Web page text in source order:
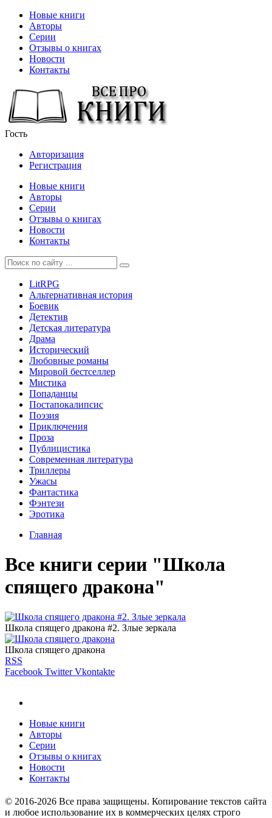
Новые книги
Авторы
Серии
Отзывы о книгах
Новости
Контакты
Гость
Авторизация
Регистрация
Новые книги
Авторы
Серии
Отзывы о книгах
Новости
Контакты
LitRPG
Альтернативная история
Боевик
Детектив
Детская литература
Драма
Исторический
Любовные романы
Мировой бестселлер
Мистика
Попаданцы
Постапокалипсис
Поэзия
Приключения
Проза
Публицистика
Современная литература
Триллеры
Ужасы
Фантастика
Фэнтези
Эротика
Главная
Все книги серии "Школа
спящего дракона"
Школа спящего дракона #2. Злые зеркала
Школа спящего дракона
RSS
Facebook Twitter Vkontakte
Новые книги
Авторы
Серии
Отзывы о книгах
Новости
Контакты
© 2016-2026 Все права защищены. Копирование текстов сайта
и любое использование их в коммерческих целях строго